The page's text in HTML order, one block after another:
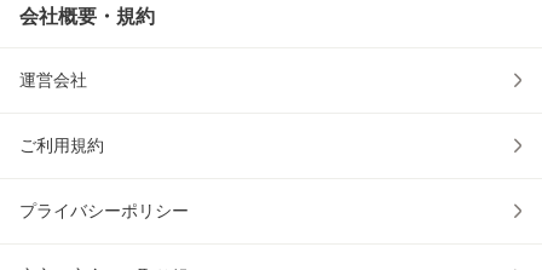
会社概要・規約
運営会社
ご利用規約
プライバシーポリシー